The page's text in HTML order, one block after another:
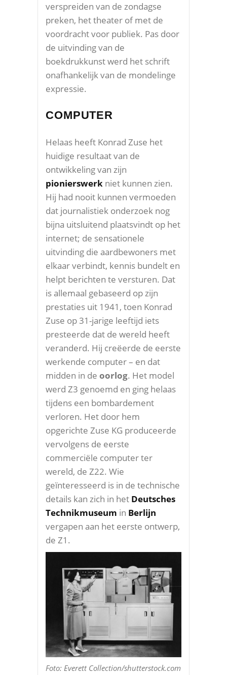
verspreiden van de zondagse
preken, het theater of met de
voordracht voor publiek. Pas door
de uitvinding van de
boekdrukkunst werd het schrift
onafhankelijk van de mondelinge
expressie.
COMPUTER
Helaas heeft Konrad Zuse het
huidige resultaat van de
ontwikkeling van zijn
pionierswerk niet kunnen zien.
Hij had nooit kunnen vermoeden
dat journalistiek onderzoek nog
bijna uitsluitend plaatsvindt op het
internet; de sensationele
uitvinding die aardbewoners met
elkaar verbindt, kennis bundelt en
helpt berichten te versturen. Dat
is allemaal gebaseerd op zijn
prestaties uit 1941, toen Konrad
Zuse op 31-jarige leeftijd iets
presteerde dat de wereld heeft
veranderd. Hij creëerde de eerste
werkende computer – en dat
midden in de oorlog. Het model
werd Z3 genoemd en ging helaas
tijdens een bombardement
verloren. Het door hem
opgerichte Zuse KG produceerde
vervolgens de eerste
commerciële computer ter
wereld, de Z22. Wie
geïnteresseerd is in de technische
details kan zich in het Deutsches
Technikmuseum in Berlijn
vergapen aan het eerste ontwerp,
de Z1.
Foto: Everett Collection/shutterstock.com